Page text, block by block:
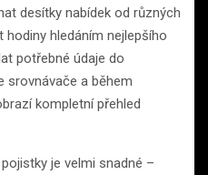
desítky nabídek od různých
hledáním nejlepšího
potřebné údaje do
srovnávače a během
kompletní přehled
je velmi snadné –